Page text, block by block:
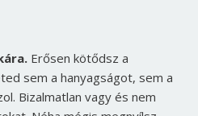
Erősen kötődsz a
sem a hanyagságot, sem a
Bizalmatlan vagy és nem